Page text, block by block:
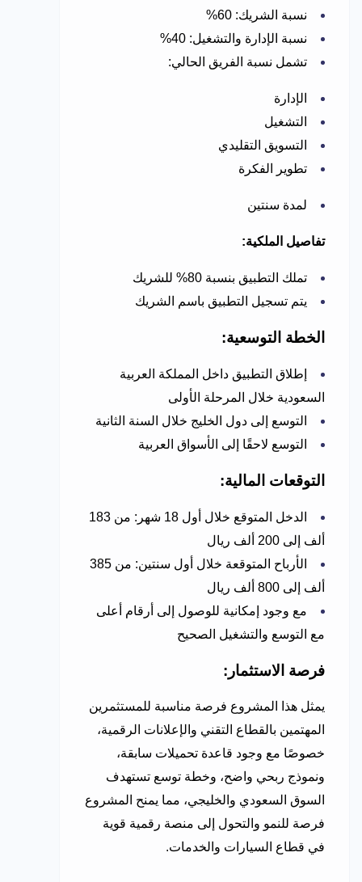
نسبة الشريك: 60%
نسبة الإدارة والتشغيل: 40%
تشمل نسبة الفريق الحالي:
الإدارة
التشغيل
التسويق التقليدي
تطوير الفكرة
لمدة سنتين
تفاصيل الملكية:
تملك التطبيق بنسبة 80% للشريك
يتم تسجيل التطبيق باسم الشريك
الخطة التوسعية:
إطلاق التطبيق داخل المملكة العربية
السعودية خلال المرحلة الأولى
التوسع إلى دول الخليج خلال السنة الثانية
التوسع لاحقًا إلى الأسواق العربية
التوقعات المالية:
الدخل المتوقع خلال أول 18 شهر: من 183
ألف إلى 200 ألف ريال
الأرباح المتوقعة خلال أول سنتين: من 385
ألف إلى 800 ألف ريال
مع وجود إمكانية للوصول إلى أرقام أعلى
مع التوسع والتشغيل الصحيح
فرصة الاستثمار:
يمثل هذا المشروع فرصة مناسبة للمستثمرين
المهتمين بالقطاع التقني والإعلانات الرقمية،
خصوصًا مع وجود قاعدة تحميلات سابقة،
ونموذج ربحي واضح، وخطة توسع تستهدف
السوق السعودي والخليجي، مما يمنح المشروع
فرصة للنمو والتحول إلى منصة رقمية قوية
في قطاع السيارات والخدمات.